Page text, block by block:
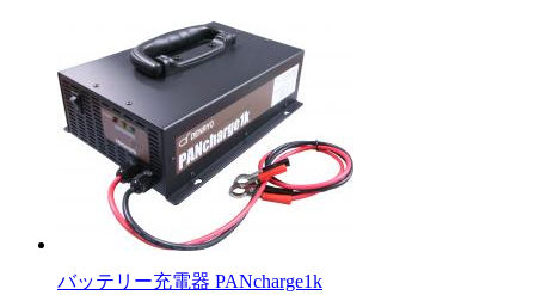
バッテリー充電器 PANcharge1k